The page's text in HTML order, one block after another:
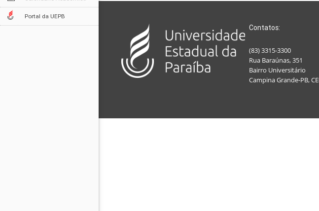
Portal da UEPB
Contatos:
(83) 3315-3300
Rua Baraúnas, 351
Bairro Universitário
Campina Grande-PB,